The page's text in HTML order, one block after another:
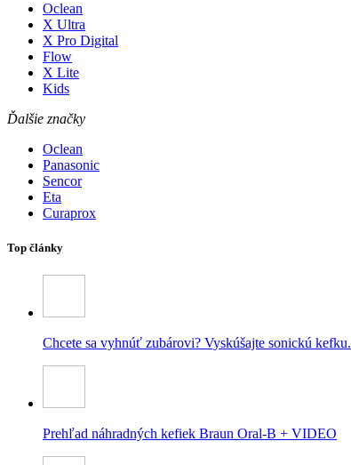
Oclean
X Ultra
X Pro Digital
Flow
X Lite
Kids
Ďalšie značky
Oclean
Panasonic
Sencor
Eta
Curaprox
Top články
Chcete sa vyhnúť zubárovi? Vyskúšajte sonickú kefku.
Prehľad náhradných kefiek Braun Oral-B + VIDEO